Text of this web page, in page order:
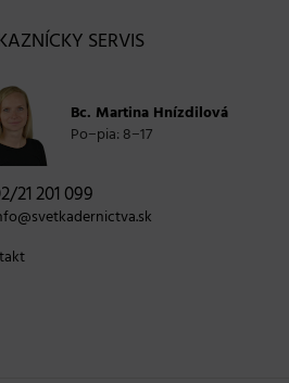
SERVIS
Bc. Martina Hnízdilová
Po−pia: 8−17
21 201 099